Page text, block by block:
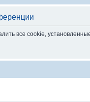
все cookie,